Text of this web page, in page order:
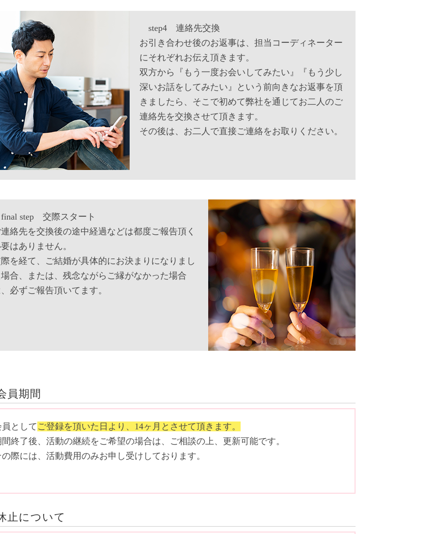
step4 連絡先交換
お引き合わせ後のお返事は、担当コーディネーター
にそれぞれお伝え頂きます。
双方から『もう一度お会いしてみたい』『もう少し
深いお話をしてみたい』という前向きなお返事を頂
きましたら、そこで初めて弊社を通じてお二人のご
連絡先を交換させて頂きます。
その後は、お二人で直接ご連絡をお取りください。
step 交際スタート
絡先を交換後の途中経過などは都度ご報告頂く
はありません。
を経て、ご結婚が具体的にお決まりになりまし
合、または、残念ながらご縁がなかった場合
必ずご報告頂いてます。
員期間
員として ご登録を頂いた日より、14ヶ月とさせて頂きます。
間終了後、活動の継続をご希望の場合は、ご相談の上、更新可能です。
の際には、活動費用のみお申し受けしております。
止について